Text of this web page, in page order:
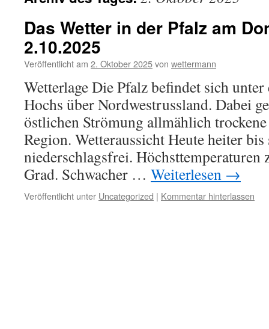
Das Wetter in der Pfalz am
2.10.2025
Veröffentlicht am 2. Oktober 2025von wettermann
Wetterlage Die Pfalz befindet sich
Hochs über Nordwestrussland. Dabei
östlichen Strömung allmählich
Region. Wetteraussicht Heute heiter
niederschlagsfrei. Höchsttemperaturen
Grad. Schwacher … Weiterlesen →
Veröffentlicht unter Uncategorized | Kommentar hinterlassen